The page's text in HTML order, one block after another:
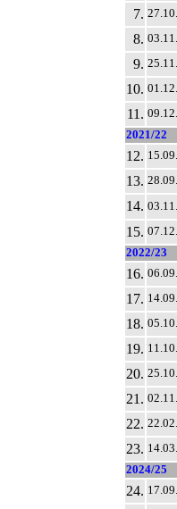
7.
8.
9.
10.
11.
2021/22
12.
13.
14.
15.
2022/23
16.
17.
18.
19.
20.
21.
22.
23.
2024/25
24.